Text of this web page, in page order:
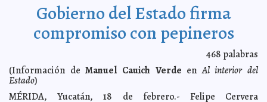
2013-02-19 18:43:52 Este sábado se efectuará la Olimpíada del BebéMari Tere
2013-02-19 18:34:28 Entierran en Yucatán a turista asesinado
SSY, lista para primera Semana Nacional de Salud Mari
Tere Menéndez Monforte
2013-02-19 18:11:56
Monforte
Gobierno del Estado firma
compromiso con pepineros
468 palabras
(Información deManuel Cauich Verde enAl interior del
Estado)
MÉRIDA, Yucatán, 18 de febrero.- Felipe Cervera